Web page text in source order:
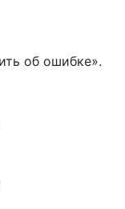
об ошибке».